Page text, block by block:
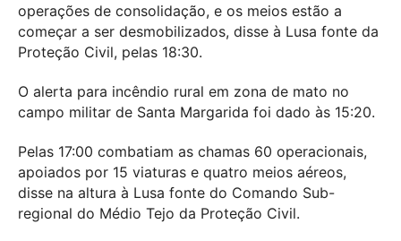
operações de consolidação, e os meios estão a
começar a ser desmobilizados, disse à Lusa fonte da
Proteção Civil, pelas 18:30.
O alerta para incêndio rural em zona de mato no
campo militar de Santa Margarida foi dado às 15:20.
Pelas 17:00 combatiam as chamas 60 operacionais,
apoiados por 15 viaturas e quatro meios aéreos,
disse na altura à Lusa fonte do Comando Sub-
regional do Médio Tejo da Proteção Civil.